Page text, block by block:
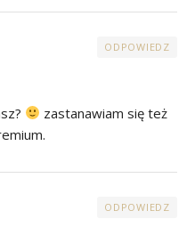
ODPOWIEDZ
zastanawiam się też
ODPOWIEDZ